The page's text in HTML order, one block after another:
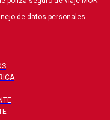
de datos personales